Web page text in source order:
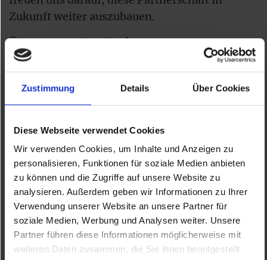
Zustimmung Details Über Cookies
Diese Webseite verwendet Cookies
Wir verwenden Cookies, um Inhalte und Anzeigen zu
personalisieren, Funktionen für soziale Medien anbieten
zu können und die Zugriffe auf unsere Website zu
analysieren. Außerdem geben wir Informationen zu Ihrer
Verwendung unserer Website an unsere Partner für
soziale Medien, Werbung und Analysen weiter. Unsere
Partner führen diese Informationen möglicherweise mit
weiteren Daten zusammen, die Sie ihnen bereitgestellt
Zukunft weiter auszubauen.
Überzeugt euch selbst!
Die Stofftiere und viele weitere Schätze gibt es
im Shop des Wien Museums zu entdecken. Wir
laden euch ein, vorbeizukommen und die
(Fotos – Poldi, Wienmuseum Walfisch, Ansicht
Wien Museum)